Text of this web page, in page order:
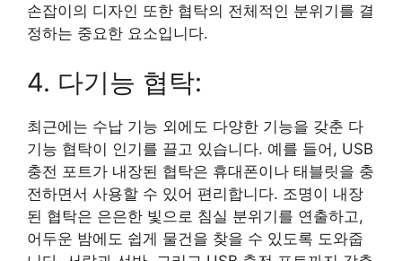
손잡이의 디자인 또한 협탁의 전체적인 분위기를 결
정하는 중요한 요소입니다.
4. 다기능 협탁:
최근에는 수납 기능 외에도 다양한 기능을 갖춘 다
기능 협탁이 인기를 끌고 있습니다. 예를 들어, USB
충전 포트가 내장된 협탁은 휴대폰이나 태블릿을 충
전하면서 사용할 수 있어 편리합니다. 조명이 내장
된 협탁은 은은한 빛으로 침실 분위기를 연출하고,
어두운 밤에도 쉽게 물건을 찾을 수 있도록 도와줍